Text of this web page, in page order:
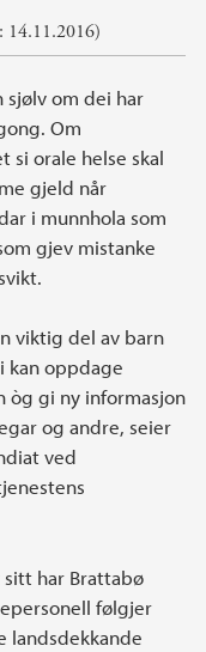
14.11.2016)
sjølv om dei har
Om
si orale helse skal
gjeld når
i munnhola som
gjev mistanke
viktig del av barn
kan oppdage
òg gi ny informasjon
og andre, seier
ved
har Brattabø
følgjer
landsdekkande